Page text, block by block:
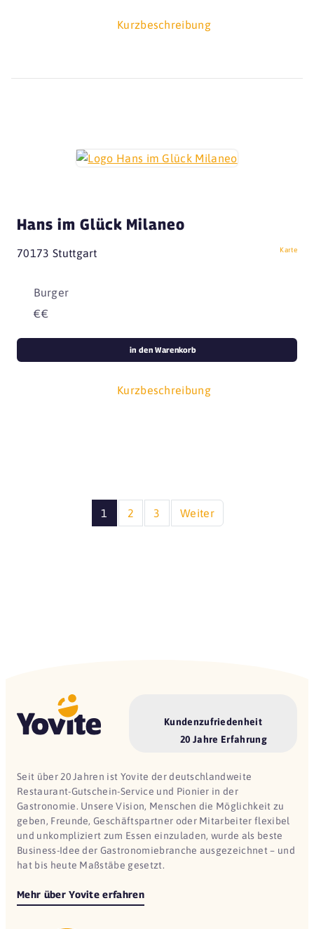
Kurzbeschreibung
Hans im Glück Milaneo
70173 Stuttgart Karte
Burger
€€
Kurzbeschreibung
in den Warenkorb
1 2 3 Weiter
Kundenzufriedenheit
20 Jahre Erfahrung
Seit über 20 Jahren ist Yovite der deutschlandweite
Restaurant-Gutschein-Service und Pionier in der
Gastronomie. Unsere Vision, Menschen die Möglichkeit zu
geben, Freunde, Geschäftspartner oder Mitarbeiter flexibel
und unkompliziert zum Essen einzuladen, wurde als beste
Business-Idee der Gastronomiebranche ausgezeichnet – und
hat bis heute Maßstäbe gesetzt.
Mehr über Yovite erfahren